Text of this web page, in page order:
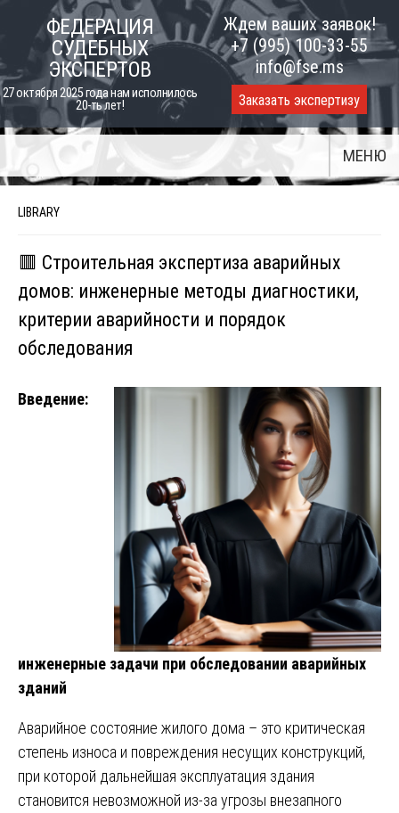
content
ФЕДЕРАЦИЯ
СУДЕБНЫХ
ЭКСПЕРТОВ
27 октября 2025 года нам исполнилось
20-ть лет!
Ждем ваших заявок!
+7 (995) 100-33-55
info@fse.ms
Заказать экспертизу
МЕНЮ
LIBRARY
🟥 Строительная экспертиза аварийных
домов: инженерные методы диагностики,
критерии аварийности и порядок
обследования
Введение:
инженерные задачи при обследовании аварийных
зданий
Аварийное состояние жилого дома – это критическая
степень износа и повреждения несущих конструкций,
при которой дальнейшая эксплуатация здания
становится невозможной из-за угрозы внезапного